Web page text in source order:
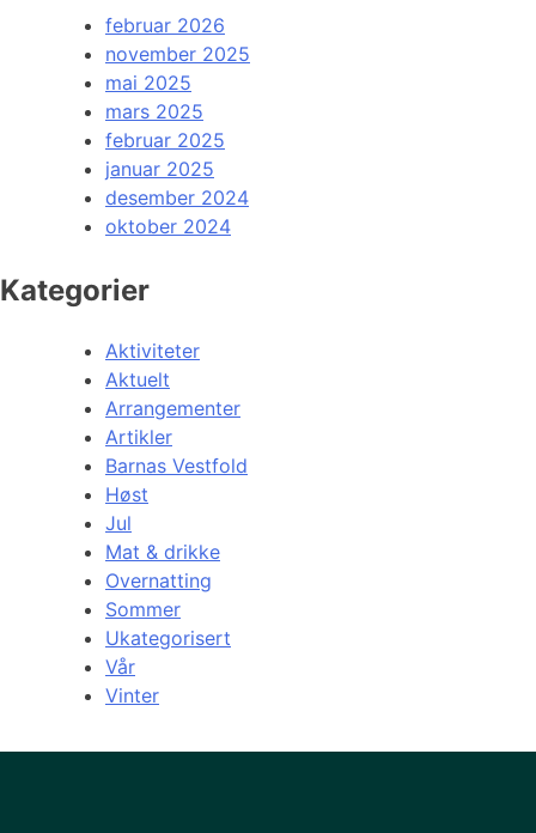
februar 2026
november 2025
mai 2025
mars 2025
februar 2025
januar 2025
desember 2024
oktober 2024
Kategorier
Aktiviteter
Aktuelt
Arrangementer
Artikler
Barnas Vestfold
Høst
Jul
Mat & drikke
Overnatting
Sommer
Ukategorisert
Vår
Vinter